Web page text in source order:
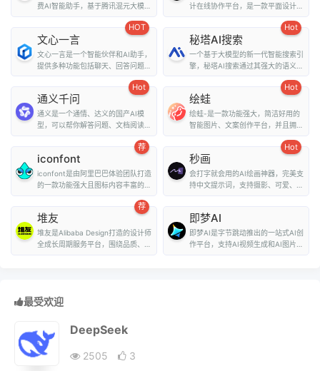
费AI智能助手，基于腾讯混元大模型
计在线协作平台，是一款平面设计工
HOT
文心一言
文心一言是一个智能伙伴和AI助手，
提供多种功能包括聊天、回答问题、
Hot
秘塔AI搜索
一个基于大模型的新一代智能搜索引
擎，秘塔AI搜索通过其强大的语义理
Hot
通义千问
通义是一个通情、达义的国产AI模
型，可以帮你解答问题、文档阅读、
Hot
绘蛙
绘蛙-是一款功能强大，简洁好用的
智能图片、文案创作平台，并且拥有
荐
iconfont
iconfont是由阿里巴巴体验团队打造
的一款功能强大且图标内容丰富的矢
Hot
秒画
会打字就会用的AI绘画神器，完美支
持中文提示词，支持摄影、可爱、精
荐
堆友
堆友是Alibaba Design打造的设计师
全成长周期服务平台，围绕品质、效
即梦AI
即梦AI是字节跳动推出的一站式AI创
作平台，支持AI视频生成和AI图片生
最受欢迎
DeepSeek
2505 3